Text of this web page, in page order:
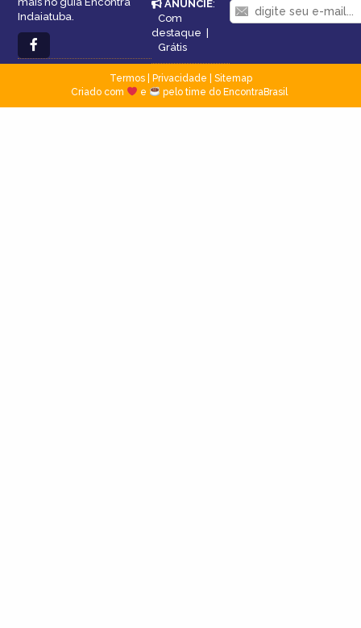
Indaiatuba.
ANUNCIE:
Com
destaque |
Grátis
Termos| Privacidade
Sitemap
Criado com
e pelo time do EncontraBrasil